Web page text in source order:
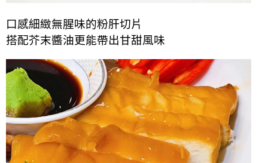
口感細緻無腥味的粉肝切片
搭配芥末醬油更能帶出甘甜風味